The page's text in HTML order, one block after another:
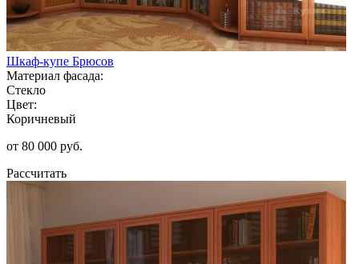
Шкаф-купе Брюсов
Материал фасада:
Стекло
Цвет:
Коричневый
от 80 000 руб.
Рассчитать